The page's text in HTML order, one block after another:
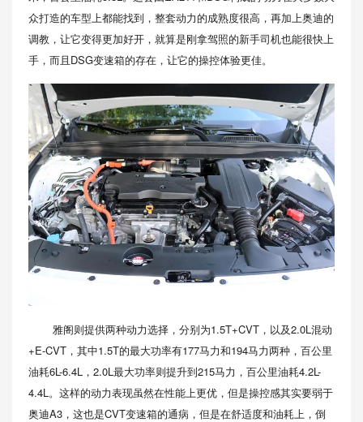
众打造的车型上都能找到，整套动力的成熟度很高，再加上奥迪的
调教，让它变得更加好开，就算是刚拿驾照的新手司机也能很快上
手，而且DSG变速箱的存在，让它的操控体验更佳。
雅阁则提供两种动力选择，分别为1.5T+CVT，以及2.0L混动
+E-CVT，其中1.5T的最大功率有177马力和194马力两种，百公里
油耗6L-6.4L，2.0L最大功率则提升到215马力，百公里油耗4.2L-
4.4L。这样的动力表现虽然在性能上更优，但是操控感其实要弱于
奥迪A3，这也是CVT变速箱的通病，但是在舒适度和油耗上，倒